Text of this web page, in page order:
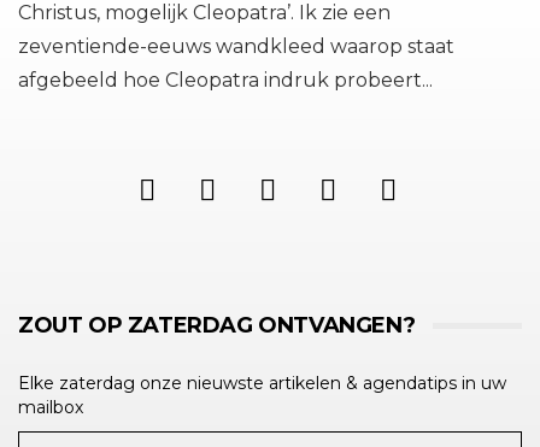
Christus, mogelijk Cleopatra’. Ik zie een
zeventiende-eeuws wandkleed waarop staat
afgebeeld hoe Cleopatra indruk probeert...
ZOUT OP ZATERDAG ONTVANGEN?
Elke zaterdag onze nieuwste artikelen & agendatips in uw
mailbox